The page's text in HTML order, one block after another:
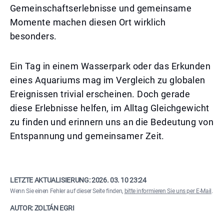
Gemeinschaftserlebnisse und gemeinsame
Momente machen diesen Ort wirklich
besonders.
Ein Tag in einem Wasserpark oder das Erkunden
eines Aquariums mag im Vergleich zu globalen
Ereignissen trivial erscheinen. Doch gerade
diese Erlebnisse helfen, im Alltag Gleichgewicht
zu finden und erinnern uns an die Bedeutung von
Entspannung und gemeinsamer Zeit.
LETZTE AKTUALISIERUNG:2026. 03. 10 23:24
Wenn Sie einen Fehler auf dieser Seite finden, bitte informieren Sie uns per E-Mail .
AUTOR: ZOLTÁN EGRI